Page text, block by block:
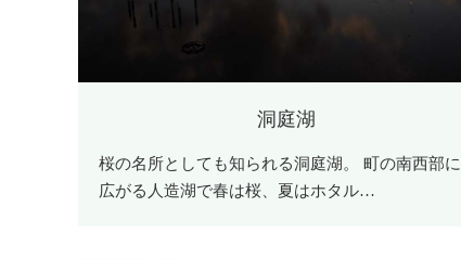
洞庭湖
桜の名所としても知られる洞庭湖。 町の南西部に
広がる人造湖で春は桜、夏はホタル…